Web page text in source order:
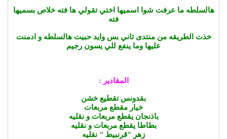
هالسلطه ما عرفت شوا اسميها اختي تقولي ها فته خلاص بسميها
فته
خذت الطريقه من منتدى ثاني بس وايد حبيت هالسلطه و ادمنت
عليها وما ينفع للي يسون رجيم
المقادير :
بقدونس تقطيع خشن
خيار مقطع مربعات
باذنجان يقطع مربعات و نقليه
بطاطا يقطع مربعات و نقليه
زهر "قرنبيط " نقليه